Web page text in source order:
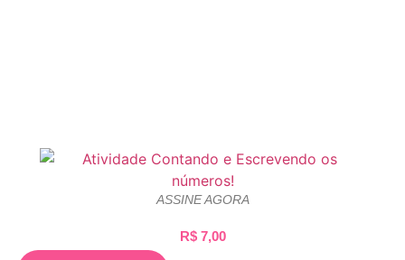
ASSINE AGORA
R$7,00